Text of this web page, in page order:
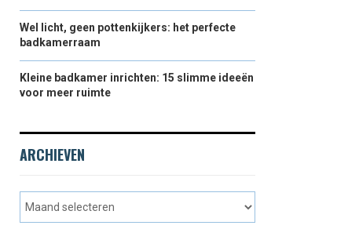
Wel licht, geen pottenkijkers: het perfecte
badkamerraam
Kleine badkamer inrichten: 15 slimme ideeën
voor meer ruimte
ARCHIEVEN